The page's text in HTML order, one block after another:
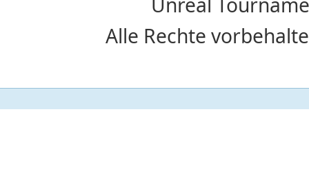
Alle Rechte